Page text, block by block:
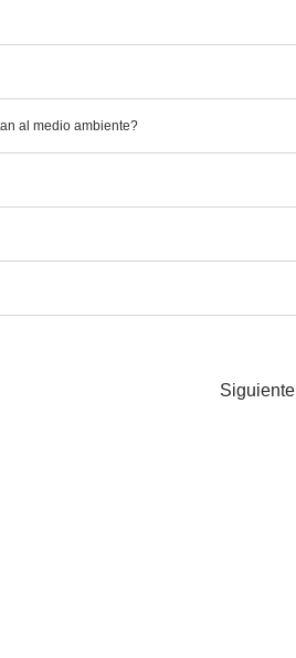
al medio ambiente?
Siguiente